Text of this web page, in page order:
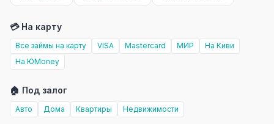
💳 На карту
Все займы на карту VISA Mastercard МИР
На Киви
На ЮMoney
🏠 Под залог
Авто Дома Квартиры Недвижимости